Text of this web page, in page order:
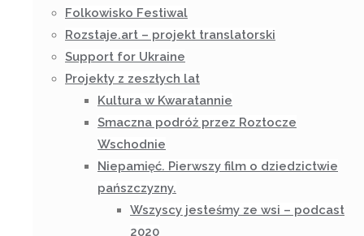
Folkowisko Festiwal
Rozstaje.art – projekt translatorski
Support for Ukraine
Projekty z zeszłych lat
Kultura w Kwaratannie
Smaczna podróż przez Roztocze
Wschodnie
Niepamięć. Pierwszy film o dziedzictwie
pańszczyzny.
Wszyscy jesteśmy ze wsi – podcast
2020
na
temat
filmu i
dziedzictwa
pańszczyzny,
odbyły
się m.in.
Gdańsku